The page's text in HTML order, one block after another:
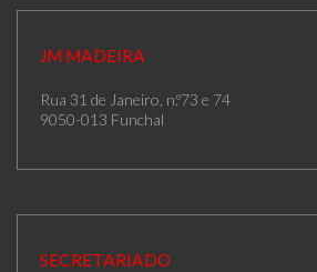
JM MADEIRA
Rua 31 de Janeiro, n.º73 e 74
9050-013 Funchal
SECRETARIADO